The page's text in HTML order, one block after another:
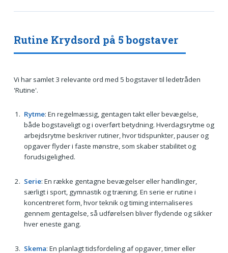
Rutine Krydsord på 5 bogstaver
Vi har samlet 3 relevante ord med 5 bogstaver til ledetråden
'Rutine'.
Rytme: En regelmæssig, gentagen takt eller bevægelse,
både bogstaveligt og i overført betydning. Hverdagsrytme og
arbejdsrytme beskriver rutiner, hvor tidspunkter, pauser og
opgaver flyder i faste mønstre, som skaber stabilitet og
forudsigelighed.
Serie: En række gentagne bevægelser eller handlinger,
særligt i sport, gymnastik og træning. En serie er rutine i
koncentreret form, hvor teknik og timing internaliseres
gennem gentagelse, så udførelsen bliver flydende og sikker
hver eneste gang.
Skema: En planlagt tidsfordeling af opgaver, timer eller